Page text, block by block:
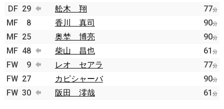
DF 29 舩木 翔 77分
MF 8 香川 真司 90分
MF 25 奥埜 博亮 90分
MF 48 柴山 昌也 61 分
FW 9 レオ セアラ 77分
FW 27 カピシャーバ 90分
FW 30 阪田 澪哉 61 分